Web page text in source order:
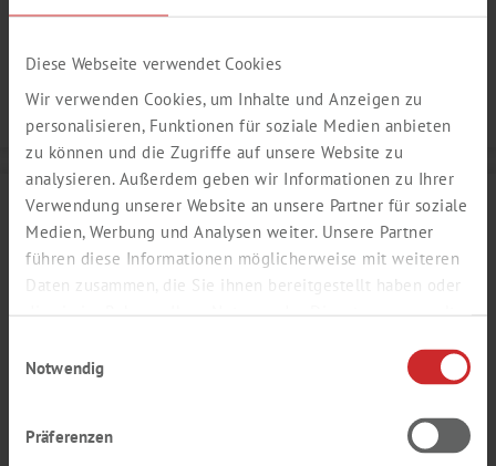
Diese Webseite verwendet Cookies
Wir verwenden Cookies, um Inhalte und Anzeigen zu
personalisieren, Funktionen für soziale Medien anbieten
zu können und die Zugriffe auf unsere Website zu
analysieren. Außerdem geben wir Informationen zu Ihrer
Verwendung unserer Website an unsere Partner für soziale
Medien, Werbung und Analysen weiter. Unsere Partner
führen diese Informationen möglicherweise mit weiteren
Daten zusammen, die Sie ihnen bereitgestellt haben oder
die sie im Rahmen Ihrer Nutzung der Dienste gesammelt
Notwendig
Präferenzen
Produktnummer: